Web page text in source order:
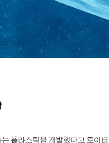
플라스틱을 개발했다고 로이